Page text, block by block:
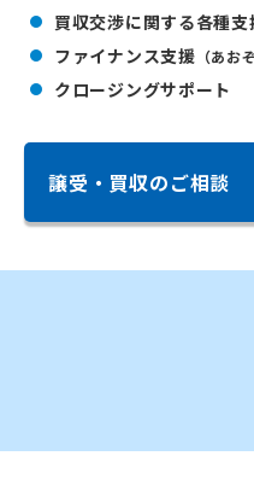
買収交渉に関する各種
ファイナンス支援 （あお
クロージングサポート
譲受・買収のご相談